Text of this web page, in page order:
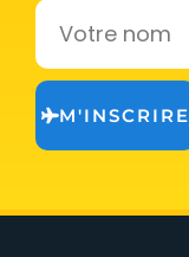
Votre
nom
M'INSCRIRE